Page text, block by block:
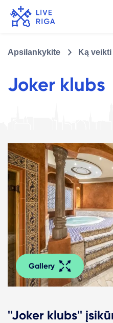
Apsilankykite Ką veikti
Joker klubs
Gallery
''Joker klubs''